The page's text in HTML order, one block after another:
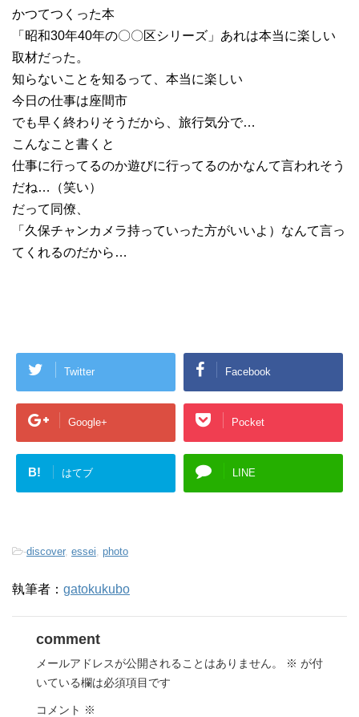
かつてつくった本
「昭和30年40年の〇〇区シリーズ」あれは本当に楽しい
取材だった。
知らないことを知るって、本当に楽しい
今日の仕事は座間市
でも早く終わりそうだから、旅行気分で…
こんなこと書くと
仕事に行ってるのか遊びに行ってるのかなんて言われそう
だね…（笑い）
だって同僚、
「久保チャンカメラ持っていった方がいいよ）なんて言っ
てくれるのだから…
Twitter Facebook
Google+ Pocket
B! はてブ LINE
-discover, essei photo
執筆者： gatokukubo
comment
メールアドレスが公開されることはありません。 ※ が付
いている欄は必須項目です
コメント ※